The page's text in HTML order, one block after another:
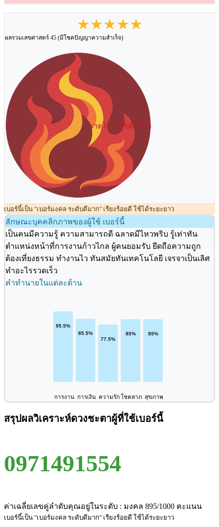
★★★★★
ผลรวมเลขศาสตร์ 45 (มีโชคปัญญาความสำเร็จ)
ธาตุไฟ (เลขดีมาก)
เบอร์นี้เป็น "เบอร์มงคล ระดับดีมาก" เรียงร้อยดี ใช้ได้ระยะยาว
ลักษณะบุคคลิกภาพของผู้ใช้ เบอร์นี้
เป็นคนมีความรู้ ความสามารถดี ฉลาดมีไหวพริบ รู้เท่าทัน
ตำแหน่งหน้าที่การงานก้าวไกล ผู้คนยอมรับ ยึดถือความถูก
ต้องเที่ยงธรรม ทำงานไว ทันสมัยทันเทคโนโลยี เจรจาเป็นเลิศ
ทำอะไรรวดเร็ว
คำทำนายในแต่ละด้าน
การงาน การเงิน ความรักโชคลาภ สุขภาพ
สรุปผลวิเคราะห์ดวงชะตาผู้ที่ใช้เบอร์นี้
0971491554
ค่าเฉลี่ยเลขคู่ลำดับคุณอยู่ในระดับ : มงคล 895/1000 คะแนน
เบอร์นี้เป็น "เบอร์มงคล ระดับดีมาก" เรียงร้อยดี ใช้ได้ระยะยาว